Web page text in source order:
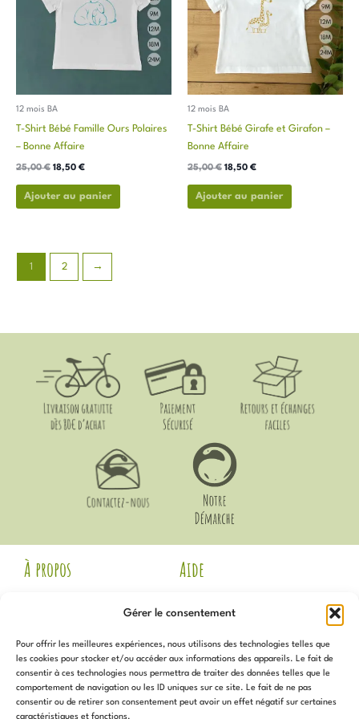
Gérer le consentement
Pour offrir les meilleures expériences, nous utilisons des technologies telles que
les cookies pour stocker et/ou accéder aux informations des appareils. Le fait de
consentir à ces technologies nous permettra de traiter des données telles que le
comportement de navigation ou les ID uniques sur ce site. Le fait de ne pas
consentir ou de retirer son consentement peut avoir un effet négatif sur certaines
caractéristiques et fonctions.
12 mois BA
T-Shirt Bébé Famille Ours Polaires
– Bonne Affaire
25,00€ 18,50 €
Ajouter au panier
variations.
options
peuvent
sur
12 mois BA
T-Shirt Bébé Girafe et Girafon –
Bonne Affaire
25,00€ 18,50 €
Ajouter au panier
variations.
Les
options
peuvent
être
sur
1 2 →
À propos
Politique de
Contact
Notre Démarche
Politique de cookies (UE)
Aide
Mon compte
Voir les avis Google
Newsletter